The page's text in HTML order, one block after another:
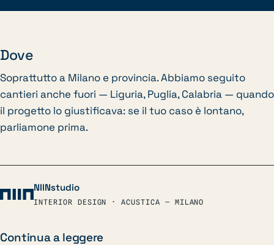
Dove
Soprattutto a Milano e provincia. Abbiamo seguito
cantieri anche fuori — Liguria, Puglia, Calabria — quando
il progetto lo giustificava: se il tuo caso è lontano,
parliamone prima.
NIINstudio
INTERIOR DESIGN · ACUSTICA — MILANO
Continua a leggere